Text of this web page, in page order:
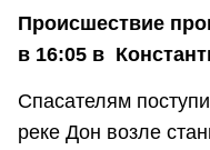
Происшествие
в 16:05 в
Спасателям
реке Дон возле